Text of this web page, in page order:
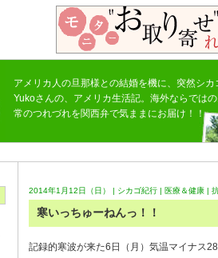
アメリカ人の旦那様との結婚を機に、突然シ
Yukoさんの、アメリカ生活記。海外ならでは
常のつれづれを関西弁で気ままにお届け！！
2014年1月12日（日） | シカゴ紀行 | 医療＆健康 |
寒いっちゅーねんっ！！
記録的寒波が来た6日（月）気温マイナス